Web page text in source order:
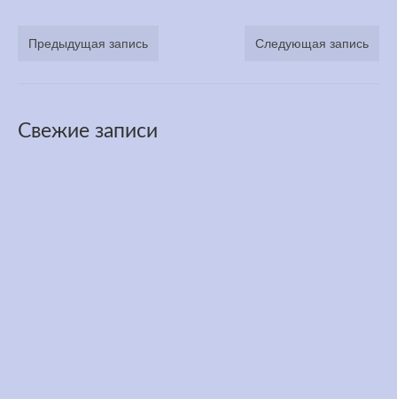
Предыдущая запись Следующая запись
Свежие записи